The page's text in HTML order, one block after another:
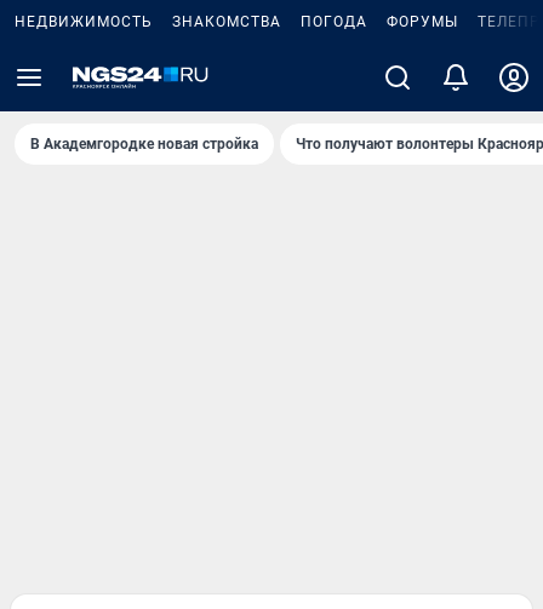
НЕДВИЖИМОСТЬ ЗНАКОМСТВА ПОГОДА ФОРУМЫ
В Академгородке новая стройка Что получают волонтеры